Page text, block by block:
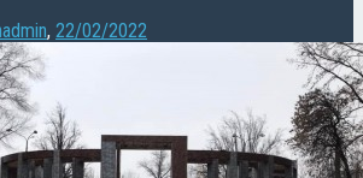
, 22/02/2022